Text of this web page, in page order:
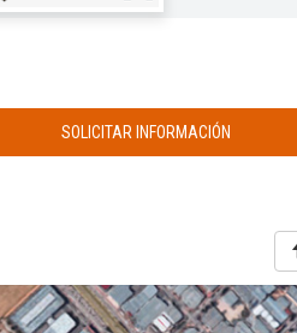
SOLICITAR INFORMACIÓN